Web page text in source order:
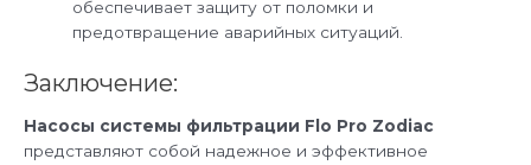
обеспечивает защиту от поломки и
предотвращение аварийных ситуаций.
Заключение:
Насосы системы фильтрации Flo Pro Zodiac
представляют собой надежное и эффективное